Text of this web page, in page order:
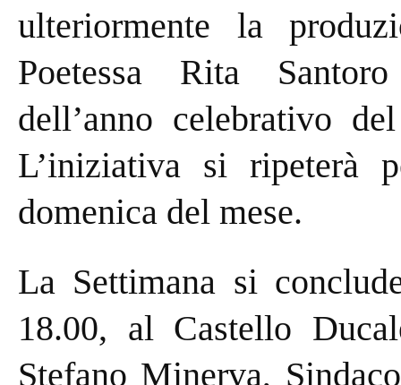
ulteriormente la
Poetessa Rita
dell’anno celebrativo
L’iniziativa si ripeterà
domenica del mese.
La Settimana si
18.00, al Castello
Stefano Minerva,